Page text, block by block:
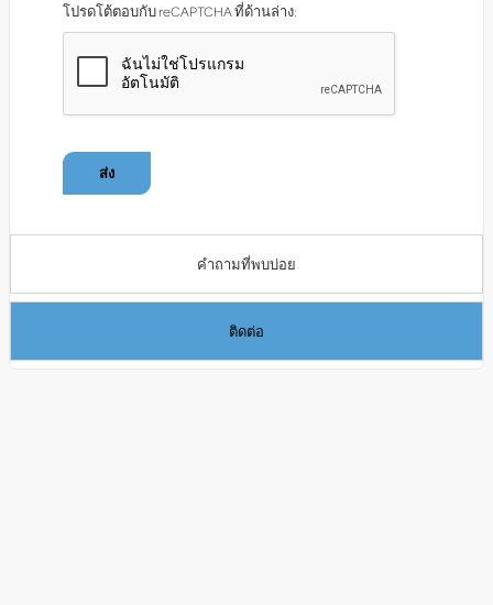
คำถามที่พบบ่อย
ติดต่อ
โปรดโต้ตอบกับ reCAPTCHA ที่ด้านล่าง:
ส่ง